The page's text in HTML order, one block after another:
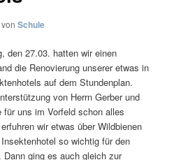
vonSchule
den 27.03. hatten wir einen
die Renovierung unserer etwas in
auf dem Stundenplan.
von Herrn Gerber und
uns im Vorfeld schon alles
wir etwas über Wildbienen
so wichtig für den
ging es auch gleich zur